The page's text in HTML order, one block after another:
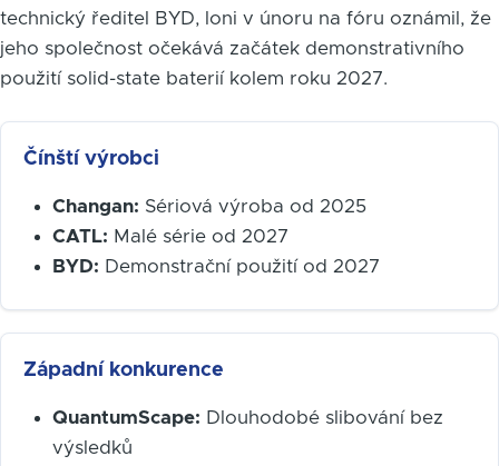
technický ředitel BYD, loni v únoru na fóru oznámil, že
jeho společnost očekává začátek demonstrativního
použití solid-state baterií kolem roku 2027.
Čínští výrobci
Changan: Sériová výroba od 2025
CATL: Malé série od 2027
BYD: Demonstrační použití od 2027
Západní konkurence
QuantumScape: Dlouhodobé slibování bez
výsledků